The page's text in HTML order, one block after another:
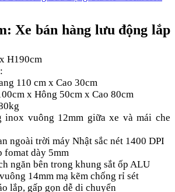
Xe bán hàng lưu động lắp
H190cm
110 cm x Cao 30cm
x Hông 50cm x Cao 80cm
inox vuông 12mm giữa xe và mái che
ngoài trời máy Nhật sắc nét 1400 DPI
fomat dày 5mm
ngăn bên trong khung sắt ốp ALU
14mm mạ kẽm chống rỉ sét
lắp, gấp gọn dễ di chuyển